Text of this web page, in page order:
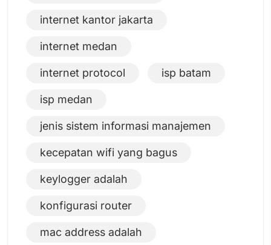
internet kantor jakarta
internet medan
internet protocol isp batam
isp medan
jenis sistem informasi manajemen
kecepatan wifi yang bagus
keylogger adalah
konfigurasi router
mac address adalah